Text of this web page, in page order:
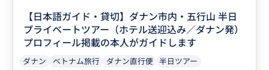
【日本語ガイド・貸切】ダナン市内・五行山 半日
プライベートツアー（ホテル送迎込み／ダナン発）
プロフィール掲載の本人がガイドします
ダナン ベトナム旅行 ダナン直行便 半日ツアー